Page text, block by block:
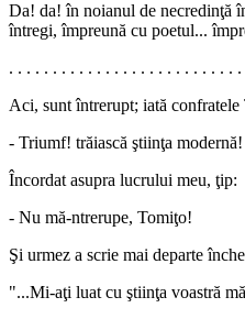
Da! da! în noianul de necredinţă
întregi, împreună cu poetul...
. . . . . . . . . . . . . . . . . . . . . . . . . .
Aci, sunt întrerupt; iată confratele
- Triumf! trăiască ştiinţa modernă!
Încordat asupra lucrului meu, ţip:
- Nu mă-ntrerupe, Tomiţo!
Şi urmez a scrie mai departe
"...Mi-aţi luat cu ştiinţa voastră